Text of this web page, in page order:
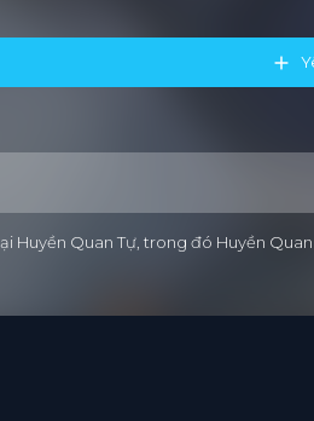
Huyền Quan Tự, trong đó Huyền